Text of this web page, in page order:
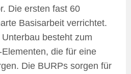
Die ersten fast 60
Basisarbeit verrichtet.
besteht zum
die für eine
Die BURPs sorgen für